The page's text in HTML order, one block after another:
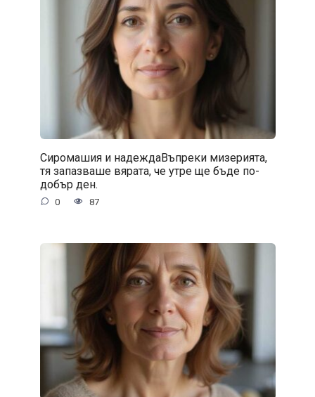
Сиромашия и надеждаВъпреки мизерията,
тя запазваше вярата, че утре ще бъде по-
добър ден.
0 87